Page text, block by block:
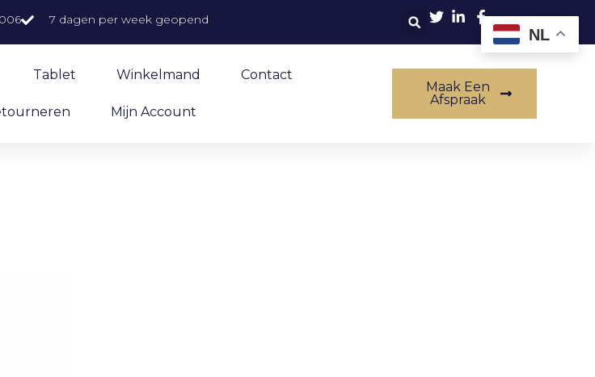
7 dagen per week geopend
Tablet Winkelmand Contact
Mijn Account
Maak Een
Afspraak
NL